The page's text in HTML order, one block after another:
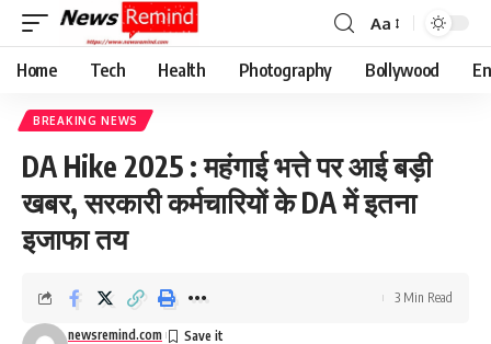
Font
Resizer
Aa
Home Tech Health Photography Bollywood
BREAKING NEWS
DA Hike 2025 : महंगाई भत्ते पर आई बड़ी
खबर, सरकारी कर्मचारियों के DA में इतना
इजाफा तय
newsremind.com
3 Min Read